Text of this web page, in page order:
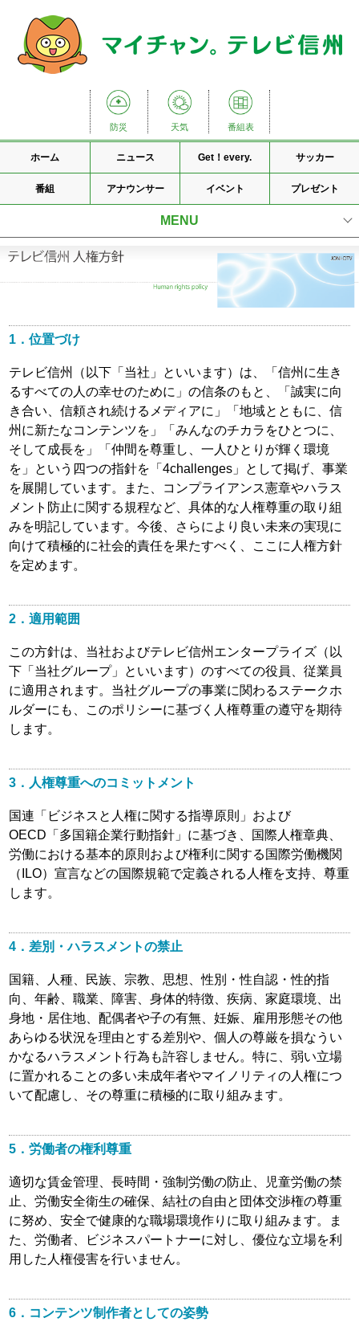
防災 天気 番組表
ホーム ニュース Get！every. サッカー
番組 アナウンサー イベント プレゼント
MENU
会社理念
放送番組の種別
放送番組審議会
青少年向け番組
採用情報
中継局一覧
コンプライアンス憲章
労務費転嫁の取り組み方針
個人情報保護への取り組み
視聴データの取扱いについて
情報セキュリティ基本方針
一般事業主行動計画
国民保護業務計画
決算公告
ご意見・ご感想
1．位置づけ
テレビ信州（以下「当社」といいます）は、「信州に生き
るすべての人の幸せのために」の信条のもと、「誠実に向
き合い、信頼され続けるメディアに」「地域とともに、信
州に新たなコンテンツを」「みんなのチカラをひとつに、
そして成長を」「仲間を尊重し、一人ひとりが輝く環境
を」という四つの指針を「4challenges」として掲げ、事業
を展開しています。また、コンプライアンス憲章やハラス
メント防止に関する規程など、具体的な人権尊重の取り組
みを明記しています。今後、さらにより良い未来の実現に
向けて積極的に社会的責任を果たすべく、ここに人権方針
を定めます。
2．適用範囲
この方針は、当社およびテレビ信州エンタープライズ（以
下「当社グループ」といいます）のすべての役員、従業員
に適用されます。当社グループの事業に関わるステークホ
ルダーにも、このポリシーに基づく人権尊重の遵守を期待
します。
3．人権尊重へのコミットメント
国連「ビジネスと人権に関する指導原則」および
OECD「多国籍企業行動指針」に基づき、国際人権章典、
労働における基本的原則および権利に関する国際労働機関
（ILO）宣言などの国際規範で定義される人権を支持、尊重
します。
4．差別・ハラスメントの禁止
国籍、人種、民族、宗教、思想、性別・性自認・性的指
向、年齢、職業、障害、身体的特徴、疾病、家庭環境、出
身地・居住地、配偶者や子の有無、妊娠、雇用形態その他
あらゆる状況を理由とする差別や、個人の尊厳を損なうい
かなるハラスメント行為も許容しません。特に、弱い立場
に置かれることの多い未成年者やマイノリティの人権につ
いて配慮し、その尊重に積極的に取り組みます。
5．労働者の権利尊重
適切な賃金管理、長時間・強制労働の防止、児童労働の禁
止、労働安全衛生の確保、結社の自由と団体交渉権の尊重
に努め、安全で健康的な職場環境作りに取り組みます。ま
た、労働者、ビジネスパートナーに対し、優位な立場を利
用した人権侵害を行いません。
6．コンテンツ制作者としての姿勢